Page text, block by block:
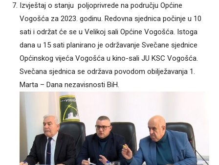
Izvještaj o stanju poljoprivrede na području Općine
Vogošća za 2023. godinu. Redovna sjednica počinje u 10
sati i održat će se u Velikoj sali Općine Vogošća. Istoga
dana u 15 sati planirano je održavanje Svečane sjednice
Općinskog vijeća Vogošća u kino-sali JU KSC Vogošća.
Svečana sjednica se održava povodom obilježavanja 1.
Marta – Dana nezavisnosti BiH.